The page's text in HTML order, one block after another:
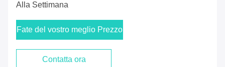
Alla Settimana
Fate del vostro meglio Prezzo
Contatta ora